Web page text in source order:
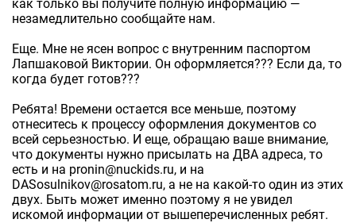
как только вы получите полную информацию —
незамедлительно сообщайте нам.
Еще. Мне не ясен вопрос с внутренним паспортом
Лапшаковой Виктории. Он оформляется??? Если да, то
когда будет готов???
Ребята! Времени остается все меньше, поэтому
отнеситесь к процессу оформления документов со
всей серьезностью. И еще, обращаю ваше внимание,
что документы нужно присылать на ДВА адреса, то
есть и на pronin@nuckids.ru, и на
DASosulnikov@rosatom.ru, а не на какой-то один из этих
двух. Быть может именно поэтому я не увидел
искомой информации от вышеперечисленных ребят.